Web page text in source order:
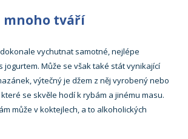
mnoho tváří
vychutnat samotné, nejlépe
jogurtem. Může se však také stát vynikající
výtečný je džem z něj vyrobený nebo
se skvěle hodí k rybám a jinému masu.
může v koktejlech, a to alkoholických